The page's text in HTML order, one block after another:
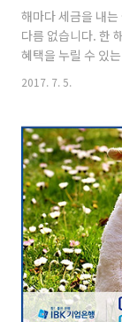
해마다 세금을 내
다름 없습니다. 한
혜택을 누릴 수 있
지 절세팁이 쏟아
족 공제와 의료비
이야기가 숨어있으
나요? 여러분은 부
배우자 및 아들, 딸
지는 혈족)이 포함
서 동거하는 가족
로 생..
2017. 7. 5.